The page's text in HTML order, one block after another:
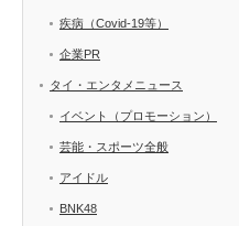
疾病（Covid-19等）
企業PR
タイ・エンタメニュース
イベント（プロモーション）
芸能・スポーツ全般
アイドル
BNK48